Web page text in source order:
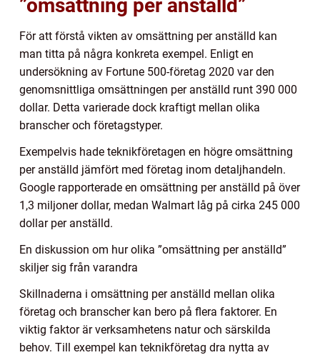
”omsättning per anställd”
För att förstå vikten av omsättning per anställd kan
man titta på några konkreta exempel. Enligt en
undersökning av Fortune 500-företag 2020 var den
genomsnittliga omsättningen per anställd runt 390 000
dollar. Detta varierade dock kraftigt mellan olika
branscher och företagstyper.
Exempelvis hade teknikföretagen en högre omsättning
per anställd jämfört med företag inom detaljhandeln.
Google rapporterade en omsättning per anställd på över
1,3 miljoner dollar, medan Walmart låg på cirka 245 000
dollar per anställd.
En diskussion om hur olika ”omsättning per anställd”
skiljer sig från varandra
Skillnaderna i omsättning per anställd mellan olika
företag och branscher kan bero på flera faktorer. En
viktig faktor är verksamhetens natur och särskilda
behov. Till exempel kan teknikföretag dra nytta av